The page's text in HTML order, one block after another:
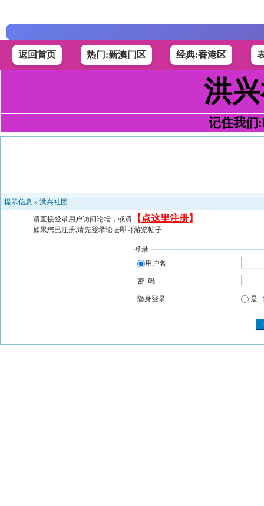
返回首页 热门:新澳门区 经典:香港区
洪
记住我们
提示信息 » 洪兴社团
请直接登录用户访问论坛，或请 【 点这里注册】
如果您已注册,请先登录论坛即可游览帖子
登录
用户名
密 码
隐身登录 是